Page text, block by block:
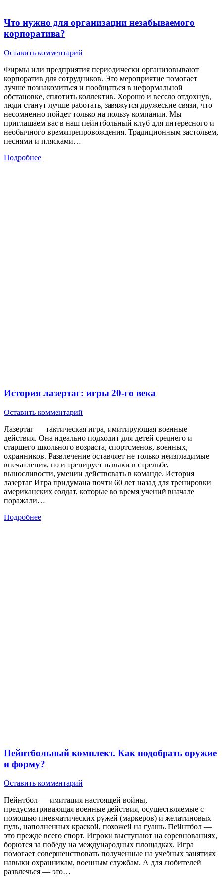
Что нужно для организации незабываемого
корпоратива?
Оставить комментарий
Фирмы или предприятия периодически организовывают
корпоратив для сотрудников. Это мероприятие помогает
лучше познакомиться и пообщаться в неформальной
обстановке, сплотить коллектив. Хорошо и весело отдохнув,
люди станут лучше работать, завяжутся дружеские связи, что
несомненно пойдет только на пользу компании. Мы
приглашаем вас в наш пейнтбольный клуб для интересного и
необычного времяпрепровождения. Традиционным застольем,
песнями и плясками…
Подробнее
История лазертаг: игры 20-го века
Оставить комментарий
Лазертаг — тактическая игра, имитирующая военные
действия. Она идеально подходит для детей среднего и
старшего школьного возраста, спортсменов, военных,
охранников. Развлечение оставляет не только неизгладимые
впечатления, но и тренирует навыки в стрельбе,
выносливости, умении действовать в команде. История
лазертаг Игра придумана почти 60 лет назад для тренировки
американских солдат, которые во время учений вначале
поражали…
Подробнее
Пейнтбольный комплект. Как подобрать оружие
и форму?
Оставить комментарий
Пейнтбол — имитация настоящей войны,
предусматривающая военные действия, осуществляемые с
помощью пневматических ружей (маркеров) и желатиновых
пуль, наполненных краской, похожей на гуашь. Пейнтбол —
это прежде всего спорт. Игроки выступают на соревнованиях,
борются за победу на международных площадках. Игра
помогает совершенствовать полученные на учебных занятиях
навыки охранникам, военным службам. А для любителей
развлечься — это…